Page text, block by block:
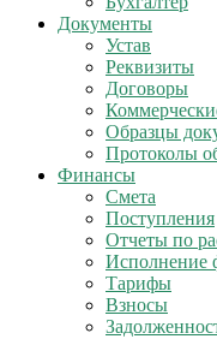
Документы
Устав
Реквизиты
Договоры
Образцы
Протоколы
Финансы
Смета
Поступления
Отчеты по
Исполнение
Тарифы
Взносы